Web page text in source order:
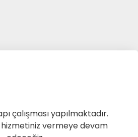
çalışması yapılmaktadır.
hizmetiniz vermeye devam